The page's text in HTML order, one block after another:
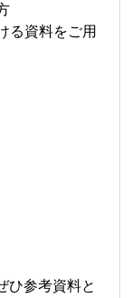
る資料をご用
ひ参考資料と